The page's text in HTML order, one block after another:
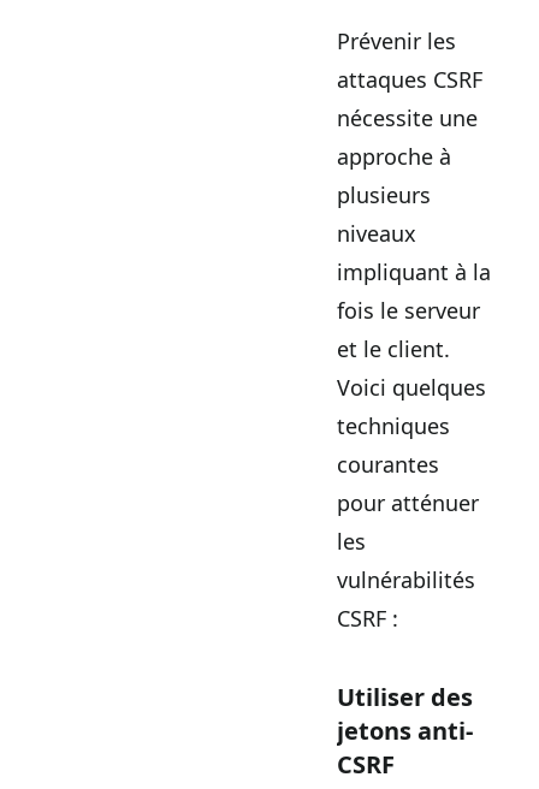
Prévenir les
attaques CSRF
nécessite une
approche à
plusieurs
niveaux
impliquant à la
fois le serveur
et le client.
Voici quelques
techniques
courantes
pour atténuer
les
vulnérabilités
CSRF :
Utiliser des
jetons anti-
CSRF